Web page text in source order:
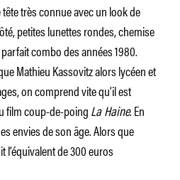
très connue avec un look de
petites lunettes rondes, chemise
combo des années 1980.
Mathieu Kassovitz alors lycéen et
on comprend vite qu’il est
film coup-de-poingLa Haine. En
envies de son âge. Alors que
l’équivalent de 300 euros